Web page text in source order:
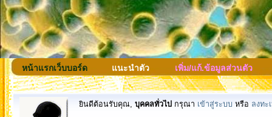
หน้าแรกเว็บบอร์ด แนะนำตัว เพิ่ม/แก้.ข้อมูลส่วนตัว
ยินดีต้อนรับคุณ, บุคคลทั่วไป กรุณา เข้าสู่ระบบ หรือ ลงทะ